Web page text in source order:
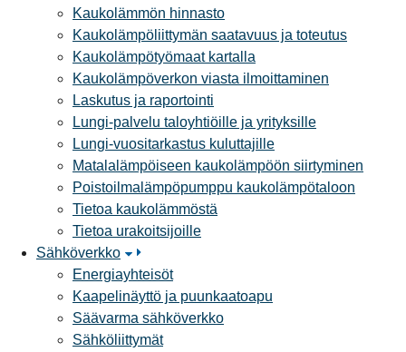
Kaukolämmön hinnasto
Kaukolämpöliittymän saatavuus ja toteutus
Kaukolämpötyömaat kartalla
Kaukolämpöverkon viasta ilmoittaminen
Laskutus ja raportointi
Lungi-palvelu taloyhtiöille ja yrityksille
Lungi-vuositarkastus kuluttajille
Matalalämpöiseen kaukolämpöön siirtyminen
Poistoilmalämpöpumppu kaukolämpötaloon
Tietoa kaukolämmöstä
Tietoa urakoitsijoille
Sähköverkko
Energiayhteisöt
Kaapelinäyttö ja puunkaatoapu
Säävarma sähköverkko
Sähköliittymät